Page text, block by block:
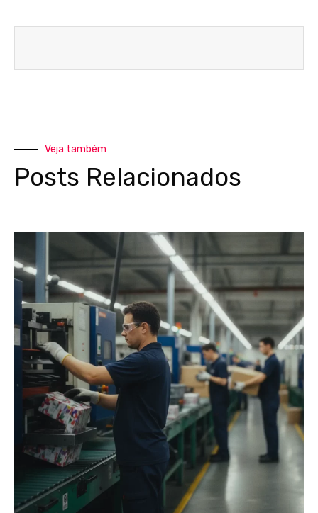
Veja também
Posts Relacionados